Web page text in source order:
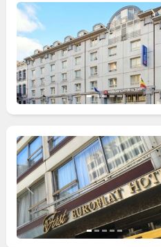
Indietro
Indietro